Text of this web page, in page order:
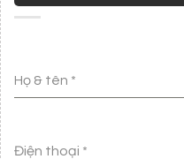
Họ & tên *
Điện thoại *